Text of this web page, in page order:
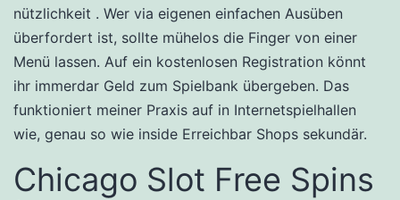
nützlichkeit . Wer via eigenen einfachen Ausüben
überfordert ist, sollte mühelos die Finger von einer
Menü lassen. Auf ein kostenlosen Registration könnt
ihr immerdar Geld zum Spielbank übergeben. Das
funktioniert meiner Praxis auf in Internetspielhallen
wie, genau so wie inside Erreichbar Shops sekundär.
Chicago Slot Free Spins